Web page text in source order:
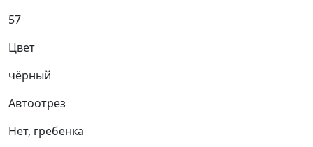
57
Цвет
чёрный
Автоотрез
Нет, гребенка